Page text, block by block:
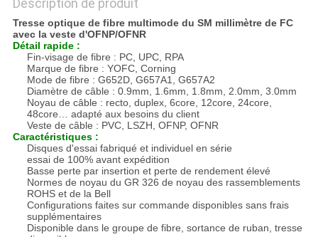
Description de produit
Tresse optique de fibre multimode du SM millimètre de FC
avec la veste d'OFNP/OFNR
Détail rapide :
Fin-visage de fibre : PC, UPC, RPA
Marque de fibre : YOFC, Corning
Mode de fibre : G652D, G657A1, G657A2
Diamètre de câble : 0.9mm, 1.6mm, 1.8mm, 2.0mm, 3.0mm
Noyau de câble : recto, duplex, 6core, 12core, 24core,
48core… adapté aux besoins du client
Veste de câble : PVC, LSZH, OFNP, OFNR
Caractéristiques :
Disques d'essai fabriqué et individuel en série
essai de 100% avant expédition
Basse perte par insertion et perte de rendement élevé
Normes de noyau du GR 326 de noyau des rassemblements
ROHS et de la Bell
Configurations faites sur commande disponibles sans frais
supplémentaires
Disponible dans le groupe de fibre, sortance de ruban, tresse